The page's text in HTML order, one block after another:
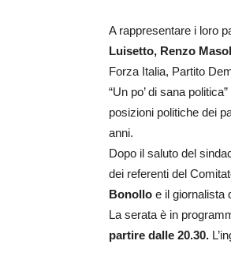
A rappresentare i loro
Luisetto, Renzo
Forza Italia, Partito
“Un po’ di sana
posizioni politiche dei
anni.
Dopo il saluto del
dei referenti del
Bonollo e il giornalista
La serata è in
partire dalle 20.30.